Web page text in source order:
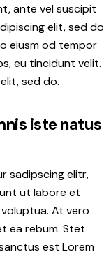
ante vel suscipit
elit, sed do
eiusm od tempor
eu tincidunt velit.
sed do.
iste natus
sadipscing elitr,
ut labore et
At vero
ea rebum. Stet
est Lorem